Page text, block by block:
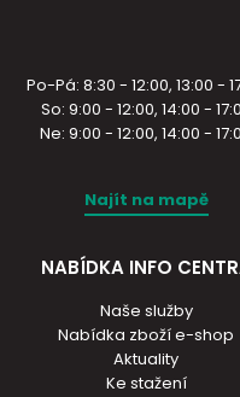
Po-Pá: 8:30 - 12:00, 13:00 -
So: 9:00 - 12:00, 14:00 -
Ne: 9:00 - 12:00, 14:00 -
Najít na mapě
NABÍDKA INFO
Naše služby
Nabídka zboží e-shop
Aktuality
Ke stažení